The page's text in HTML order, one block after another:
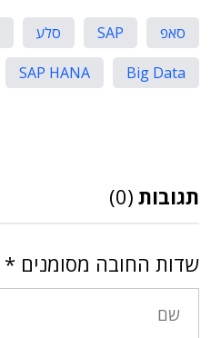
סאפ SAP סלע
Big Data
SAP HANA
תגובות (0)
שדות החובה מסומנים *